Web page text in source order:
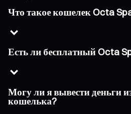
Что такое кошелек Octa
Есть ли бесплатный Octa
Могу ли я вывести деньги
кошелька?